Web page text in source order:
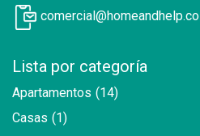
comercial@homeandhelp.co
Lista por categoría
Apartamentos (14)
Casas (1)